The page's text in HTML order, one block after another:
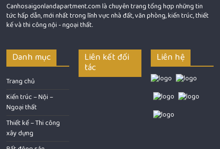
Canhosaigonlandapartment.com là chuyên trang tổng hợp những tin
tức hấp dẫn, mới nhất trong lĩnh vực nhà đất, văn phòng, kiến trúc, thiết
kế và thi công nội - ngoại thất.
Danh mục
Trang chủ
Kiến trúc – Nội –
Ngoại thất
Thiết kế – Thi công
xây dựng
Liên kết đối
tác
Liên hệ